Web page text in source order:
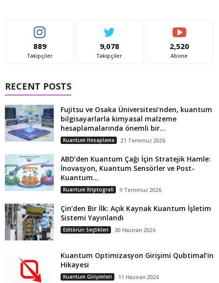
889
Takipçiler
9,078
Takipçiler
2,520
Abone
RECENT POSTS
Fujitsu ve Osaka Üniversitesi’nden, kuantum
bilgisayarlarla kimyasal malzeme
hesaplamalarında önemli bir...
Kuantum Hesaplama 21 Temmuz 2026
ABD’den Kuantum Çağı İçin Stratejik Hamle:
İnovasyon, Kuantum Sensörler ve Post-
Kuantum...
Kuantum Kriptografi 9 Temmuz 2026
Çin’den Bir İlk: Açık Kaynak Kuantum İşletim
Sistemi Yayınlandı
Editörün Seçtikleri 30 Haziran 2026
Kuantum Optimizasyon Girişimi Qubtimal’in
Hikayesi
Kuantum Girişimleri 11 Haziran 2026